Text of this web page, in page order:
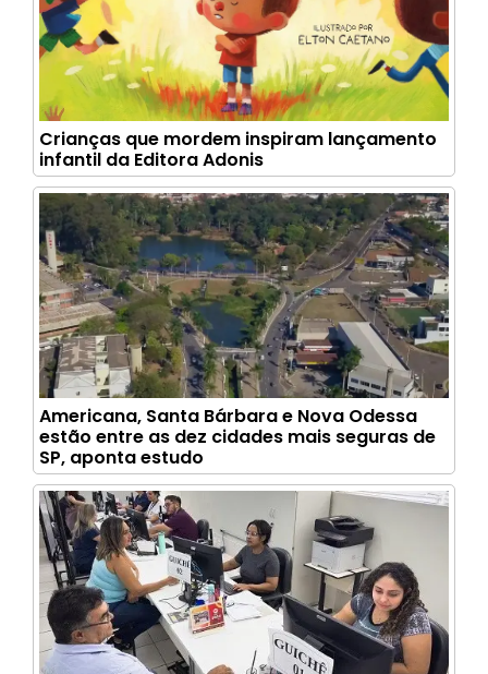
Crianças que mordem inspiram lançamento
infantil da Editora Adonis
Americana, Santa Bárbara e Nova Odessa
estão entre as dez cidades mais seguras de
SP, aponta estudo